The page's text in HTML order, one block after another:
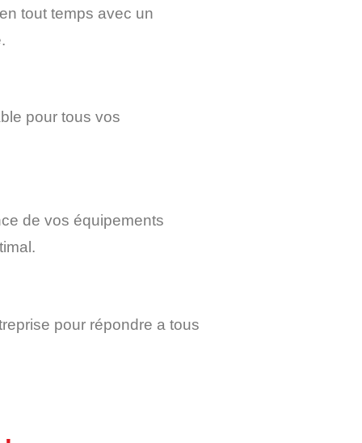
tout temps avec un
pour tous vos
de vos équipements
pour répondre a tous